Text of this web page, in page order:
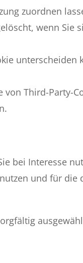
zuordnen
wenn Sie
unterscheiden
Third-Party-
bei Interesse
und für die